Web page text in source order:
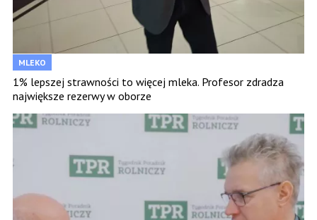
MLEKO
1% lepszej strawności to więcej mleka. Profesor zdradza
największe rezerwy w oborze